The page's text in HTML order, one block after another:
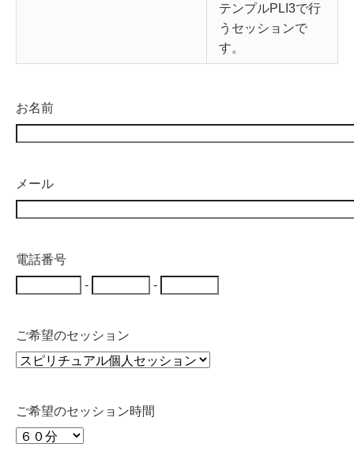
テンプルPLI3で行
うセッションで
す。
お名前
メール
電話番号
-
-
ご希望のセッション
ご希望のセッション時間